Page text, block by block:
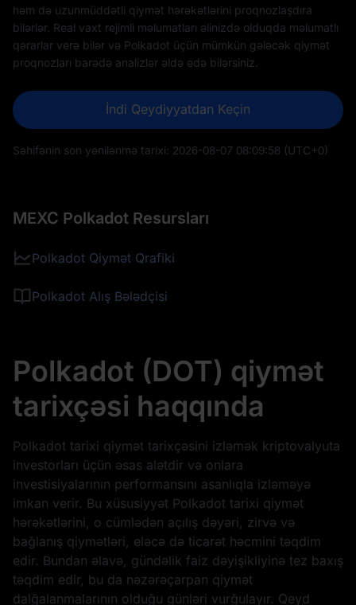
həm də uzunmüddətli qiymət hərəkətlərini proqnozlaşdıra
bilərlər. Real vaxt rejimli məlumatları əlinizdə olduqda məlumatlı
qərarlar verə bilər və Polkadot üçün mümkün gələcək qiymət
proqnozları barədə analizlər əldə edə bilərsiniz.
İndi Qeydiyyatdan Keçin
Səhifənin son yenilənmə tarixi: 2026-08-07 08:09:58 (UTC+0)
MEXC Polkadot Resursları
Polkadot Qiymət Qrafiki
Polkadot Alış Bələdçisi
Polkadot (DOT) qiymət
tarixçəsi haqqında
Polkadot tarixi qiymət tarixçəsini izləmək kriptovalyuta
investorları üçün əsas alətdir və onlara
investisiyalarının performansını asanlıqla izləməyə
imkan verir. Bu xüsusiyyət Polkadot tarixi qiymət
hərəkətlərini, o cümlədən açılış dəyəri, zirvə və
bağlanış qiymətləri, eləcə də ticarət həcmini təqdim
edir. Bundan əlavə, gündəlik faiz dəyişikliyinə tez baxış
təqdim edir, bu da nəzərəçarpan qiymət
dalğalanmalarının olduğu günləri vurğulayır. Qeyd